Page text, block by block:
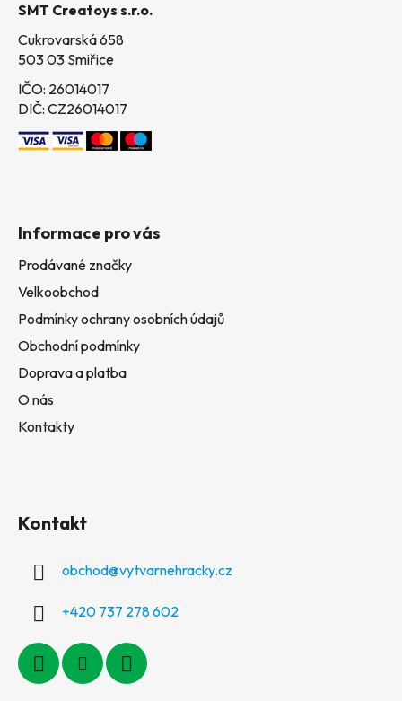
SMT Creatoys s.r.o.
Cukrovarská 658
503 03 Smiřice
IČO: 26014017
DIČ: CZ26014017
Informace pro vás
Prodávané značky
Velkoobchod
Podmínky ochrany osobních údajů
Obchodní podmínky
Doprava a platba
O nás
Kontakty
Kontakt
obchod@vytvarnehracky.cz
+420 737 278 602